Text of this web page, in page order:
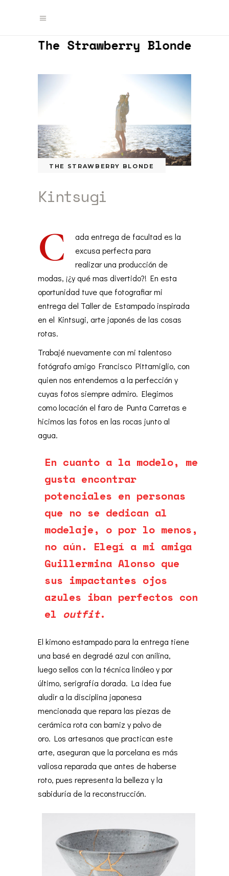
THE STRAWBERRY BLONDE
Kintsugi
C
ada entrega de facultad es la
excusa perfecta para
realizar una producción de
modas, ¡¿y qué mas divertido?! En esta
oportunidad tuve que fotografiar mi
entrega del Taller de Estampado inspirada
en el Kintsugi, arte japonés de las cosas
rotas.
Trabajé nuevamente con mi talentoso
fotógrafo amigo Francisco Pittamiglio, con
quien nos entendemos a la perfección y
cuyas fotos siempre admiro. Elegimos
como locación el faro de Punta Carretas e
hicimos las fotos en las rocas junto al
agua.
En cuanto a la modelo, me
gusta encontrar
potenciales en personas
que no se dedican al
modelaje, o por lo menos,
no aún. Elegí a mi amiga
Guillermina Alonso que
sus impactantes ojos
azules iban perfectos con
el outfit.
El kimono estampado para la entrega tiene
una basé en degradé azul con anilina,
luego sellos con la técnica linóleo y por
último, serigrafía dorada. La idea fue
aludir a la disciplina japonesa
mencionada que repara las piezas de
cerámica rota con barniz y polvo de
oro. Los artesanos que practican este
arte, aseguran que la porcelana es más
valiosa reparada que antes de haberse
roto, pues representa la belleza y la
sabiduría de la reconstrucción.